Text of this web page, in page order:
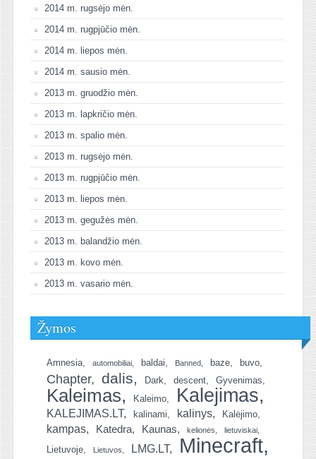
2014 m. rugsėjo mėn.
2014 m. rugpjūčio mėn.
2014 m. liepos mėn.
2014 m. sausio mėn.
2013 m. gruodžio mėn.
2013 m. lapkričio mėn.
2013 m. spalio mėn.
2013 m. rugsėjo mėn.
2013 m. rugpjūčio mėn.
2013 m. liepos mėn.
2013 m. gegužės mėn.
2013 m. balandžio mėn.
2013 m. kovo mėn.
2013 m. vasario mėn.
Žymos
Amnesia automobiliai baldai Banned baze buvo
Chapter dalis Dark descent Gyvenimas
Kaleimas Kaleimo Kalejimas
KALEJIMAS.LT kalinami kalinys Kalėjimo
kampas Katedra Kaunas kelionės lietuviskai
Lietuvoje Lietuvos LMG.LT Minecraft